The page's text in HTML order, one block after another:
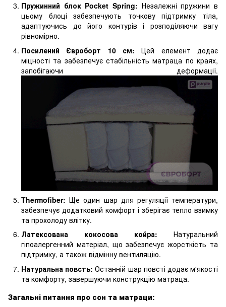
Пружинний блок Pocket Spring: Незалежні пружини в
цьому блоці забезпечують точкову підтримку тіла,
адаптуючись до його контурів і розподіляючи вагу
рівномірно.
Посилений Євроборт 10 см: Цей елемент додає
міцності та забезпечує стабільність матраца по краях,
запобігаючи деформації.
Thermofiber: Ще один шар для регуляції температури,
забезпечує додатковий комфорт і зберігає тепло взимку
та прохолоду влітку.
Латексована кокосова койра: Натуральний
гіпоалергенний матеріал, що забезпечує жорсткість та
підтримку, а також відмінну вентиляцію.
Натуральна повсть: Останній шар повсті додає м'якості
та комфорту, завершуючи конструкцію матраца.
Загальні питання про сон та матраци: